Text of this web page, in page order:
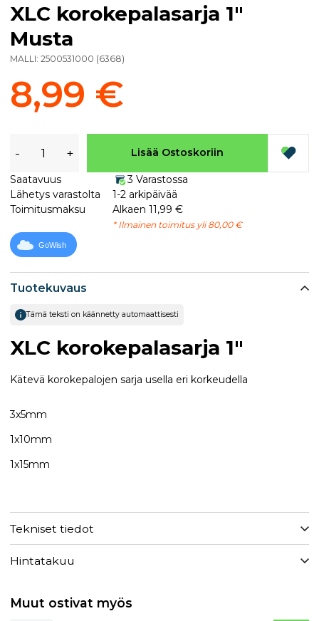
Tuotekuvaus
Tämä teksti on käännetty automaattisesti
XLC korokepalasarja 1"
Kätevä korokepalojen sarja usella eri korkeudella
3x5mm
1x10mm
1x15mm
Tekniset tiedot
Hintatakuu
XLC korokepalasarja 1"
Musta
MALLI: 2500531000 (6368)
8,99 €
- + Lisää Ostoskoriin
Saatavuus
3 Varastossa
Lähetys varastolta
1-2 arkipäivää
Toimitusmaksu
Alkaen 11,99 €
* Ilmainen toimitus yli 80,00 €
GoWish
Muut ostivat myös